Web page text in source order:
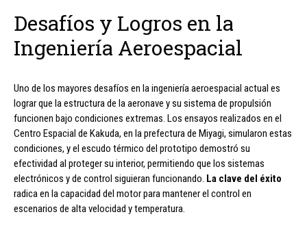
Desafíos y Logros en la
Ingeniería Aeroespacial
Uno de los mayores desafíos en la ingeniería aeroespacial actual es
lograr que la estructura de la aeronave y su sistema de propulsión
funcionen bajo condiciones extremas. Los ensayos realizados en el
Centro Espacial de Kakuda, en la prefectura de Miyagi, simularon estas
condiciones, y el escudo térmico del prototipo demostró su
efectividad al proteger su interior, permitiendo que los sistemas
electrónicos y de control siguieran funcionando. La clave del éxito
radica en la capacidad del motor para mantener el control en
escenarios de alta velocidad y temperatura.